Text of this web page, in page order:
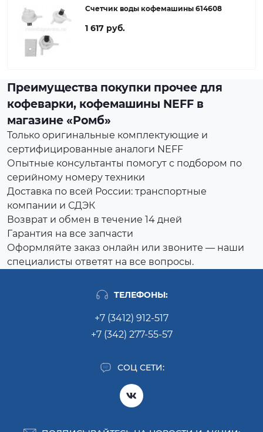
Счетчик воды кофемашины 614608
1 617 руб.
Преимущества покупки прочее для
кофеварки, кофемашины NEFF в
магазине «Ромб»
Только оригинальные комплектующие и
сертифицированные аналоги NEFF
Опытные консультанты помогут с подбором по
серийному номеру техники
Доставка по всей России: транспортные
компании и СДЭК
Возврат и обмен в течение 14 дней
Гарантия на все запчасти
Оформляйте заказ онлайн или звоните — наши
специалисты ответят на все вопросы.
ТЕЛЕФОНЫ:
+7 (3412) 912-517
+7 (342) 277-55-57
СОЦ СЕТИ: